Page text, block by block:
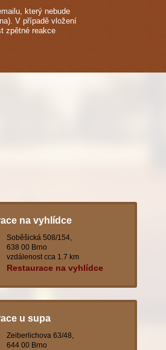
který nebude
V případě vložení
zpětné reakce
na vyhlídce
Soběšická 508/154,
638 00 Brno
vzdálenost cca 1.7 km
Restaurace na vyhlídce
u supa
Zeiberlichova 63/48,
644 00 Brno